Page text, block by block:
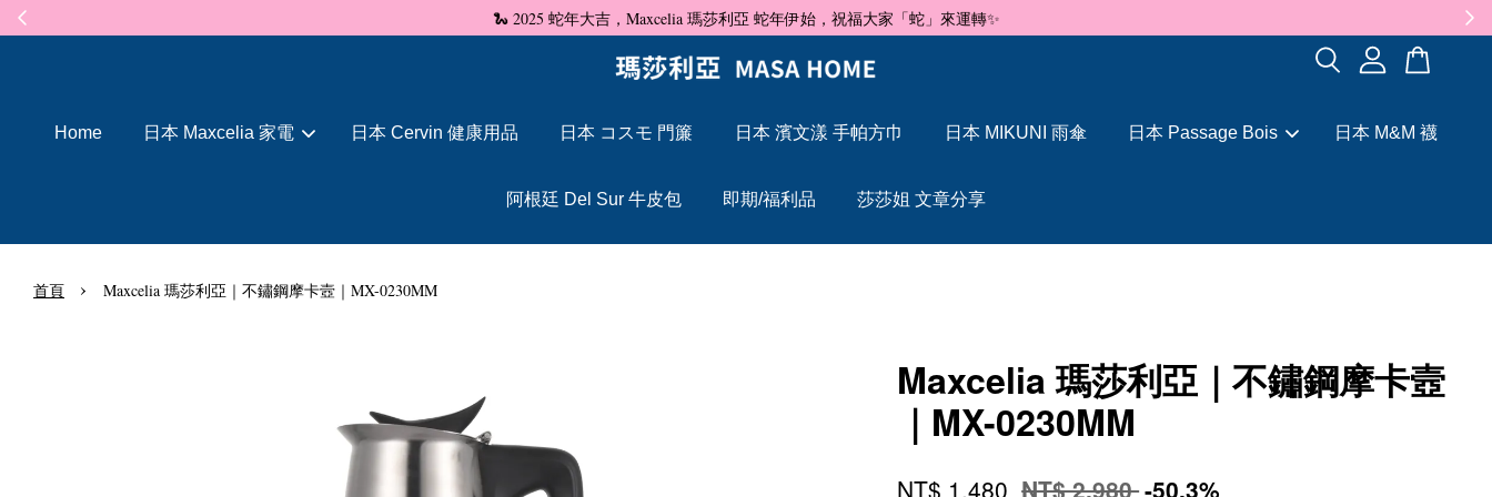
🐍 2025 蛇年大吉，Maxcelia 瑪莎利亞 蛇年伊始，祝福大家「蛇」來運轉✨
Home 日本 Maxcelia 家電 日本 Cervin 健康用品 日本 コスモ 門簾 日本 濱文漾 手帕方巾 日本 MIKUNI 雨傘 日本 Passage Bois 日本 M&M 襪
阿根廷 Del Sur 牛皮包 即期/福利品 莎莎姐 文章分享
首頁 › Maxcelia 瑪莎利亞｜不鏽鋼摩卡壼｜MX-0230MM
Maxcelia 瑪莎利亞｜不鏽鋼摩卡壼
｜MX-0230MM
NT$ 1,480 NT$ 2,980-50.3%
您的購物車目前還是空的。